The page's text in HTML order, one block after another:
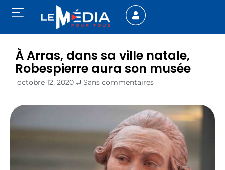
À Arras, dans sa ville natale,
Robespierre aura son musée
octobre 12, 2020 Sans commentaires